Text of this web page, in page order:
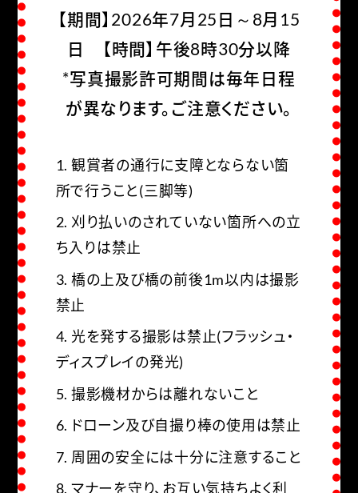
【期間】2026年7月25日～8月15
日 【時間】午後8時30分以降
*写真撮影許可期間は毎年日程
が異なります。ご注意ください。
1. 観賞者の通行に支障とならない箇
所で行うこと(三脚等)
2. 刈り払いのされていない箇所への立
ち入りは禁止
3. 橋の上及び橋の前後1m以内は撮影
禁止
4. 光を発する撮影は禁止(フラッシュ・
ディスプレイの発光)
5. 撮影機材からは離れないこと
6. ドローン及び自撮り棒の使用は禁止
7. 周囲の安全には十分に注意すること
8. マナーを守り、お互い気持ちよく利